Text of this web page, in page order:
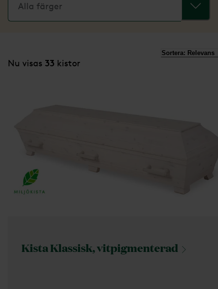
Alla färger
Nu visas 33 kistor
Sortera: Relevans
Kista Klassisk,vitpigmenterad